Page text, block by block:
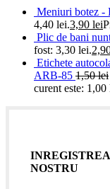
Meniuri botez -
4,40 lei.3,90 lei
Plic de bani
fost: 3,30 lei.
Etichete
ARB-85 1,50lei
curent este: 1,00
NOSTRU